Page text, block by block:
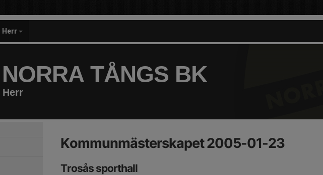
Herr
NORRA TÅNGS BK
Herr
Kommunmästerskapet 2005-01-23
Trosås sporthall